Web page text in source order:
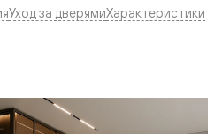
Уход за дверямиХарактеристики